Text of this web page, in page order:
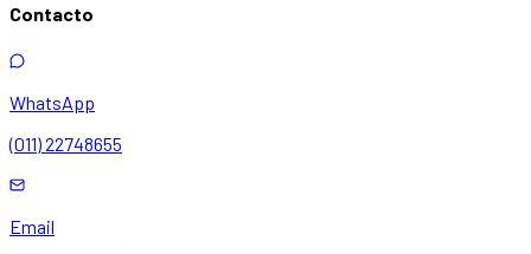
Contacto
WhatsApp
(011) 22748655
Email